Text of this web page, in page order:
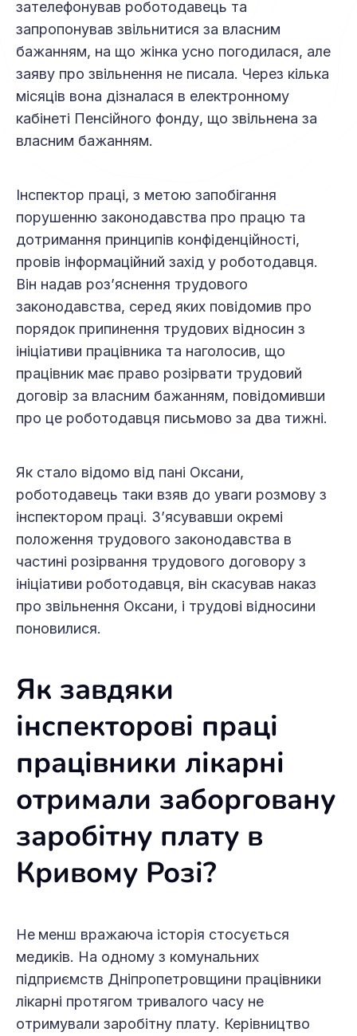
зателефонував роботодавець та
запропонував звільнитися за власним
бажанням, на що жінка усно погодилася, але
заяву про звільнення не писала. Через кілька
місяців вона дізналася в електронному
кабінеті Пенсійного фонду, що звільнена за
власним бажанням.
Інспектор праці, з метою запобігання
порушенню законодавства про працю та
дотримання принципів конфіденційності,
провів інформаційний захід у роботодавця.
Він надав роз’яснення трудового
законодавства, серед яких повідомив про
порядок припинення трудових відносин з
ініціативи працівника та наголосив, що
працівник має право розірвати трудовий
договір за власним бажанням, повідомивши
про це роботодавця письмово за два тижні.
Як стало відомо від пані Оксани,
роботодавець таки взяв до уваги розмову з
інспектором праці. З’ясувавши окремі
положення трудового законодавства в
частині розірвання трудового договору з
ініціативи роботодавця, він скасував наказ
про звільнення Оксани, і трудові відносини
поновилися.
Як завдяки
інспекторові праці
працівники лікарні
отримали заборговану
заробітну плату в
Кривому Розі?
Не менш вражаюча історія стосується
медиків. На одному з комунальних
підприємств Дніпропетровщини працівники
лікарні протягом тривалого часу не
отримували заробітну плату. Керівництво